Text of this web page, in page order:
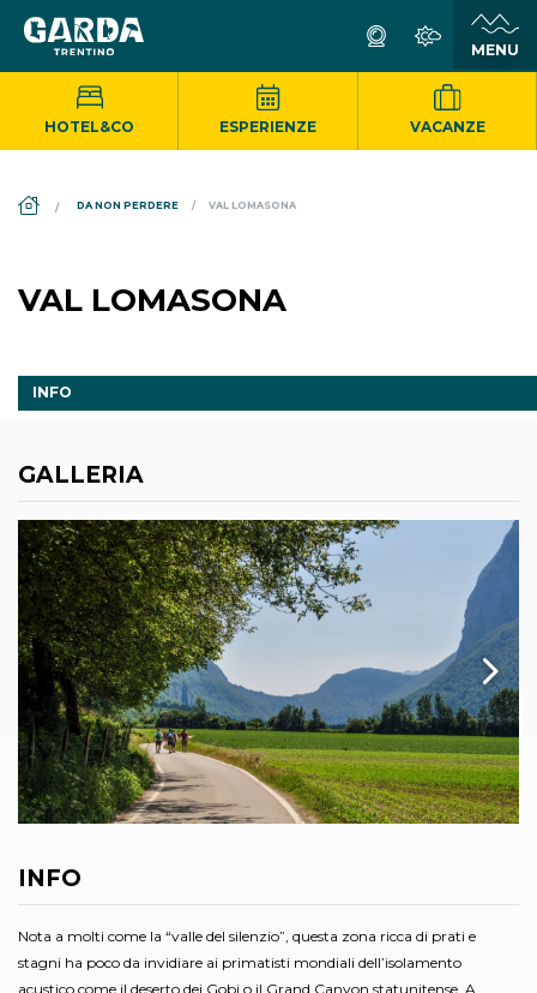
HOTEL&CO ESPERIENZE VACANZE
DA NON PERDERE VAL LOMASONA
VAL LOMASONA
INFO
GALLERIA
INFO
Nota a molti come la “valle del silenzio”, questa zona ricca di prati e
stagni ha poco da invidiare ai primatisti mondiali dell’isolamento
acustico come il deserto dei Gobi o il Grand Canyon statunitense. A